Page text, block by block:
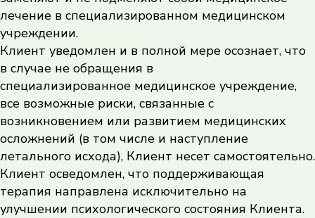
лечение в специализированном медицинском
учреждении.
Клиент уведомлен и в полной мере осознает, что
в случае не обращения в
специализированное медицинское учреждение,
все возможные риски, связанные с
возникновением или развитием медицинских
осложнений (в том числе и наступление
летального исхода), Клиент несет самостоятельно.
Клиент осведомлен, что поддерживающая
терапия направлена исключительно на
улучшении психологического состояния Клиента.